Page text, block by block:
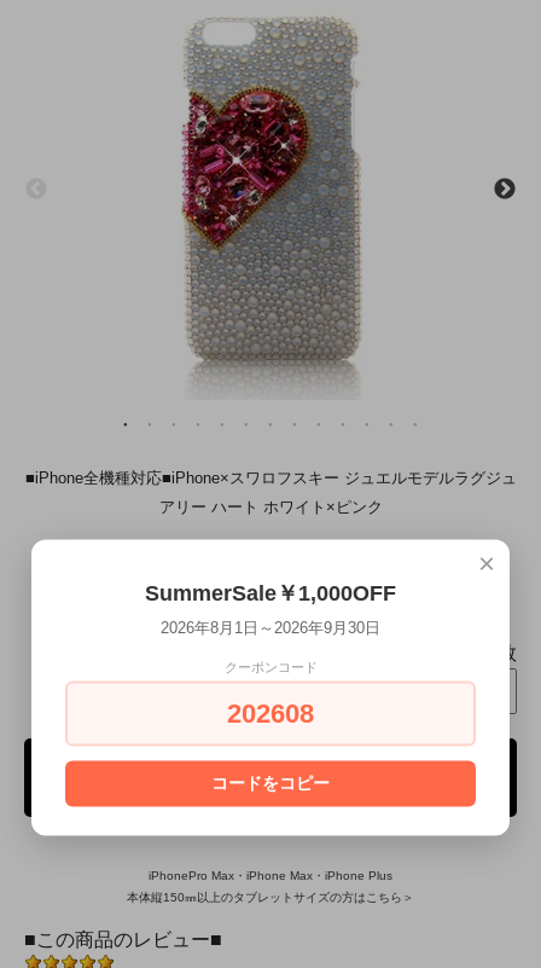
■iPhone全機種対応■iPhone×スワロフスキー ジュエルモデルラグジュ
アリー ハート ホワイト×ピンク
¥37,000
8月18日(火)～8月19日(水)
個数
ご購入手続き
iPhonePro Max・iPhone Max・iPhone Plus
本体縦150㎜以上のタブレットサイズの方はこちら＞
■この商品のレビュー■
×
SummerSale￥1,000OFF
2026年8月1日～2026年9月30日
クーポンコード
202608
コードをコピー